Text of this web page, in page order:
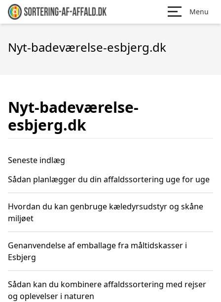
Menu
Nyt-badeværelse-esbjerg.dk
Nyt-badeværelse-
esbjerg.dk
Seneste indlæg
Sådan planlægger du din affaldssortering uge for uge
Hvordan du kan genbruge kæledyrsudstyr og skåne
miljøet
Genanvendelse af emballage fra måltidskasser i
Esbjerg
Sådan kan du kombinere affaldssortering med rejser
og oplevelser i naturen